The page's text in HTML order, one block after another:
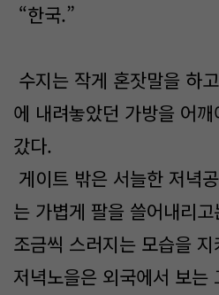
“한국.”
수지는 작게 혼잣말을 하
에 내려놓았던 가방을 어
갔다.
게이트 밖은 서늘한 저녁
는 가볍게 팔을 쓸어내리
조금씩 스러지는 모습을
저녁노을은 외국에서 보는